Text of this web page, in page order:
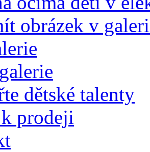
obrázek v
dětské talenty
prodeji